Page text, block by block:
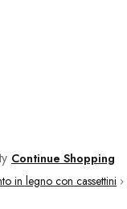
Continue Shopping
in legno con cassettini ›